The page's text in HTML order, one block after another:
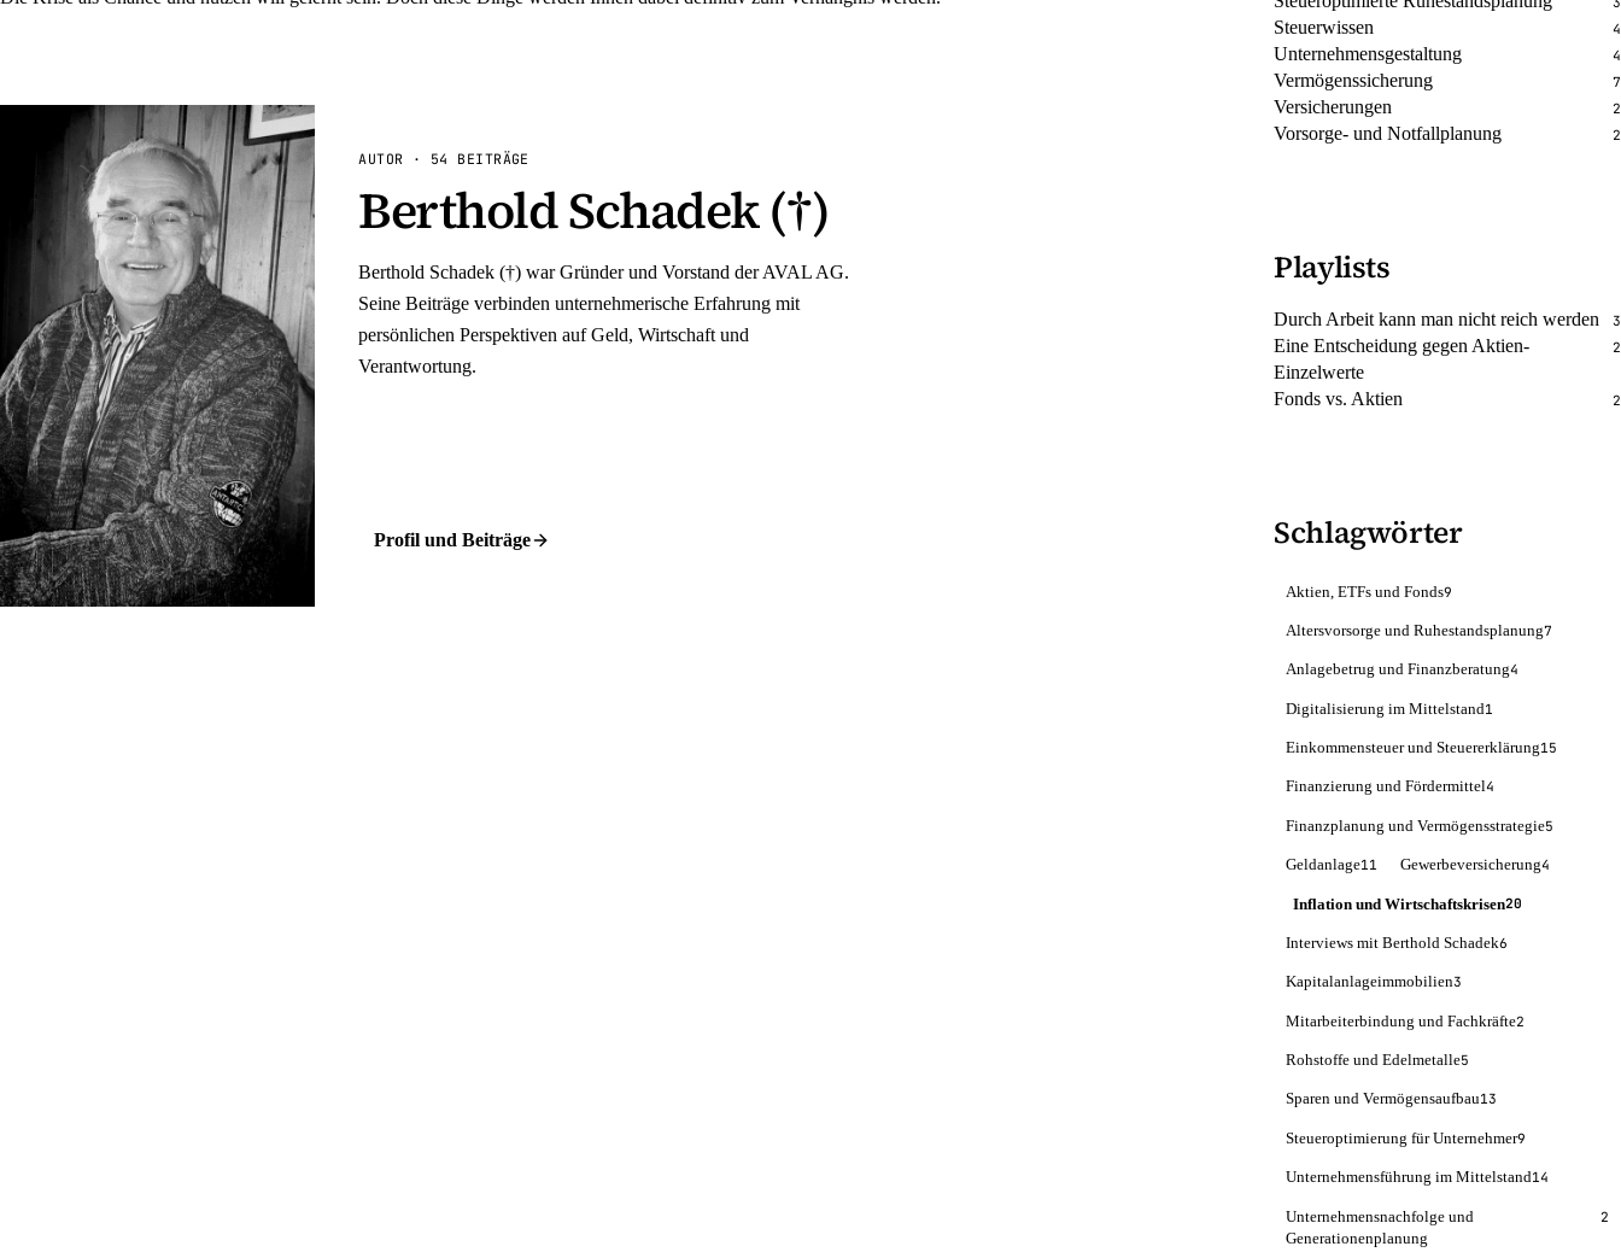
AUTOR · 54 BEITRÄGE
Berthold Schadek (†)
Berthold Schadek (†) war Gründer und Vorstand der AVAL AG.
Seine Beiträge verbinden unternehmerische Erfahrung mit
persönlichen Perspektiven auf Geld, Wirtschaft und
Verantwortung.
Profil und Beiträge
Steuerwissen 4
Unternehmensgestaltung 4
Vermögenssicherung 7
Versicherungen 2
Vorsorge- und Notfallplanung 2
Playlists
Durch Arbeit kann man nicht reich werden 3
Eine Entscheidung gegen Aktien-
Einzelwerte
2
Fonds vs. Aktien 2
Schlagwörter
Aktien, ETFs und Fonds9
Altersvorsorge und Ruhestandsplanung7
Anlagebetrug und Finanzberatung4
Digitalisierung im Mittelstand1
Einkommensteuer und Steuererklärung15
Finanzierung und Fördermittel4
Finanzplanung und Vermögensstrategie5
Geldanlage11 Gewerbeversicherung4
Inflation und Wirtschaftskrisen20
Interviews mit Berthold Schadek6
Kapitalanlageimmobilien3
Mitarbeiterbindung und Fachkräfte2
Rohstoffe und Edelmetalle5
Sparen und Vermögensaufbau13
Steueroptimierung für Unternehmer9
Unternehmensführung im Mittelstand14
Unternehmensnachfolge und
Generationenplanung
2